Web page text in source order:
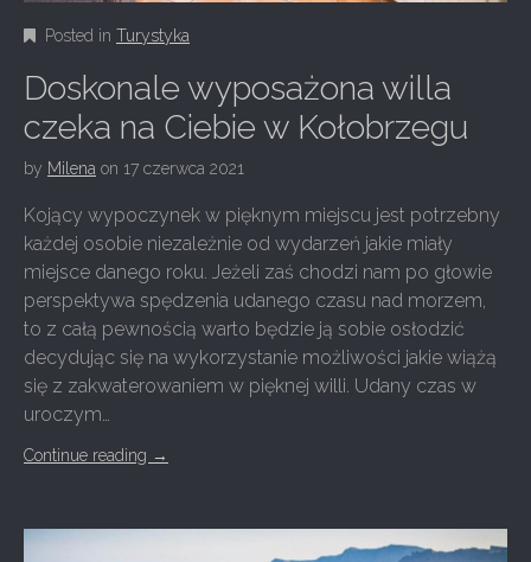
Posted in Turystyka
Doskonale wyposażona willa
czeka na Ciebie w Kołobrzegu
by Milena on 17 czerwca 2021
Kojący wypoczynek w pięknym miejscu jest potrzebny
każdej osobie niezależnie od wydarzeń jakie miały
miejsce danego roku. Jeżeli zaś chodzi nam po głowie
perspektywa spędzenia udanego czasu nad morzem,
to z całą pewnością warto będzie ją sobie osłodzić
decydując się na wykorzystanie możliwości jakie wiążą
się z zakwaterowaniem w pięknej willi. Udany czas w
uroczym…
Continue reading →